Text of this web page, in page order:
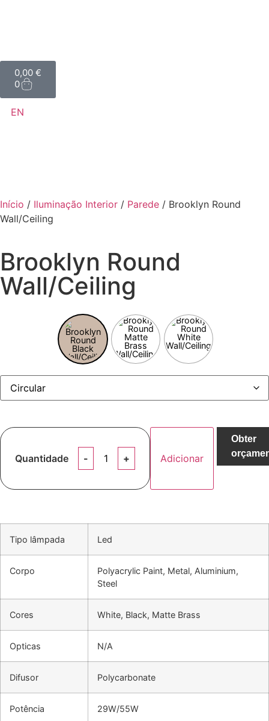
0,00 €
0
EN
Início / Iluminação Interior / Parede / Brooklyn Round
Wall/Ceiling
Brooklyn Round
Wall/Ceiling
Quantidade Adicionar
Obter
Tipo lâmpada Led
Corpo
Polyacrylic Paint, Metal, Aluminium,
Steel
Cores White, Black, Matte Brass
Opticas N/A
Difusor Polycarbonate
Potência 29W/55W